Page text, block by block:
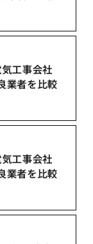
工事会社
業者を比較
工事会社
業者を比較